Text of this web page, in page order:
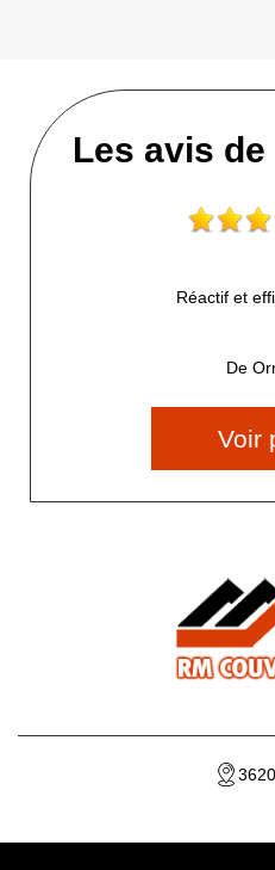
Les avis
Réactif et
De
Voir